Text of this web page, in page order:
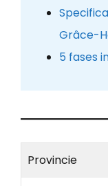
Grâce-
5 fases
Provincie